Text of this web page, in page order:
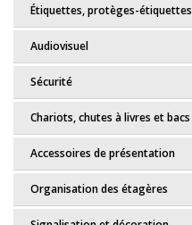
Étiquettes, protèges-
Audiovisuel
Sécurité
Chariots, chutes à livres et
Accessoires de présentation
Organisation des étagères